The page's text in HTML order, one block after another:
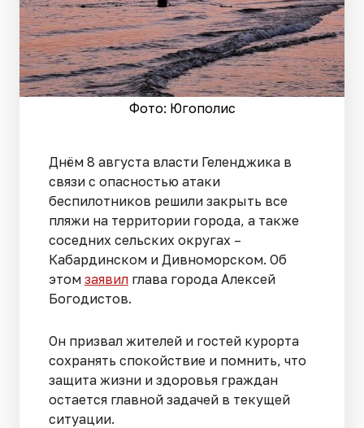
Фото: Югополис
Днём 8 августа власти Геленджика в
связи с опасностью атаки
беспилотников решили закрыть все
пляжи на территории города, а также
соседних сельских округах –
Кабардинском и Дивноморском. Об
этом заявил глава города Алексей
Богодистов.
Он призвал жителей и гостей курорта
сохранять спокойствие и помнить, что
защита жизни и здоровья граждан
остается главной задачей в текущей
ситуации.